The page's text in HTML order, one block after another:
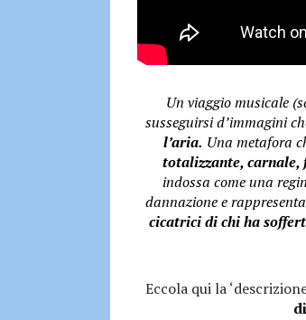
Un viaggio musicale
susseguirsi d’immagini
l’aria. Una metafora
totalizzante, carnale,
indossa come una
dannazione e rappresenta
cicatrici di chi ha
Eccola qui la